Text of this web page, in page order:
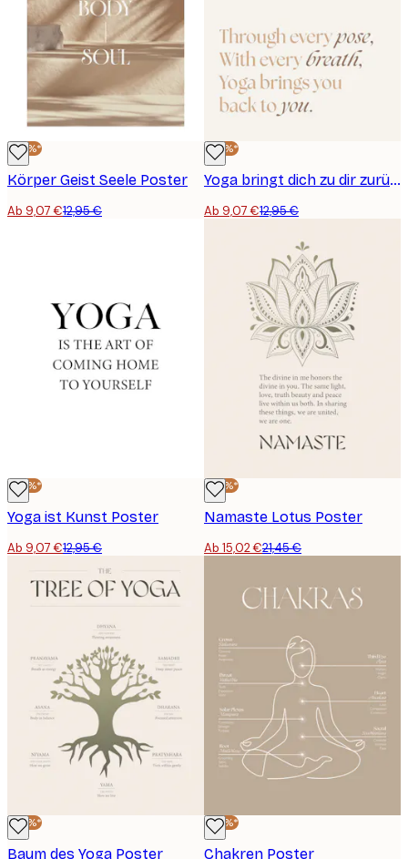
-30%*
Körper Geist Seele Poster
Ab 9,07 €12,95 €
-30%*
Yoga bringt dich zu dir zurück Poster
Ab 9,07 €12,95 €
-30%*
Yoga ist Kunst Poster
Ab 9,07 €12,95 €
-30%*
Namaste Lotus Poster
Ab 15,02 €21,45 €
-30%*
Baum des Yoga Poster
-30%*
Chakren Poster